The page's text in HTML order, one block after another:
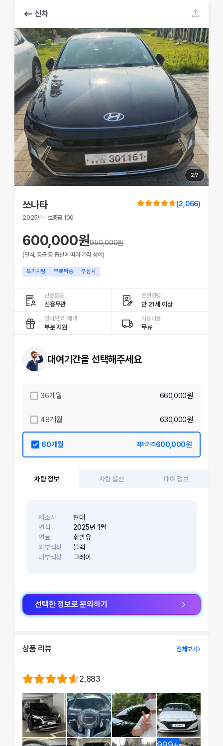
신차
2/7
쏘나타 (2,066)
2025년 · 보증금 100
600,000원950,000원
(연식, 등급 등 옵션에 따라 가격 상이)
특가차량 무료탁송 무심사
신용등급
신용무관
운전연령
만 21세 이상
정비/관리 혜택
부분 지원
탁송비용
무료
대여기간을 선택해주세요
36개월 660,000원
48개월 630,000원
60개월 최저가격600,000원
차량 정보 차량 옵션 대여 정보
제조사
현대
연식
2025년 1월
연료
휘발유
외부색상
블랙
내부색상
그레이
선택한 정보로 문의하기
상품 리뷰 전체보기
2,883